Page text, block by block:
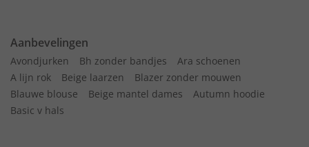
Aanbevelingen
Avondjurken Bh zonder bandjes
Ara schoenen
A lijn rok
Beige laarzen
Blazer zonder mouwen
Blauwe blouse
Beige mantel dames
Autumn hoodie
Basic v hals